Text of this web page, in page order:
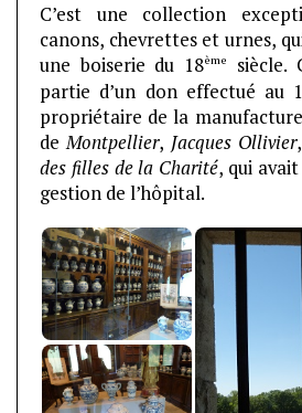
C’est une collection
canons, chevrettes et urnes,
une boiserie du 18ème
siècle.
partie d’un don effectué au
propriétaire de la
deMontpellier, Jacques Ollivier
des filles de la Charité, qui
gestion de l’hôpital.